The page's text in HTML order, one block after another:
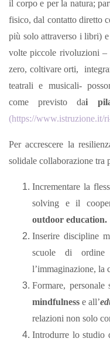
il corpo e per la natura;
fisico, dal contatto diretto
più solo attraverso i libri)
volte piccole rivoluzioni –
zero, coltivare orti,
teatrali e musicali-
come previsto dai
(https://www.istruzione.it/ri
Per accrescere la
solidale collaborazione tra
Incrementare la
solving e il
outdoor education.
Inserire discipline
scuole di
l’immaginazione, la
Formare,
mindfulnesse all’
relazioni non solo
Introdurre lo studio